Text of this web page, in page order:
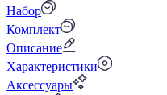
Набор
Комплект
Описание
Характеристики
Аксессуары